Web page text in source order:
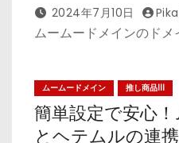
2024年7月10日
ムームードメインのド
ムームードメイン 推し商品III
簡単設定で安心
とヘテムルの連